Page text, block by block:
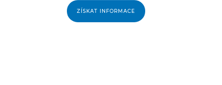
ZÍSKAT INFORMACE